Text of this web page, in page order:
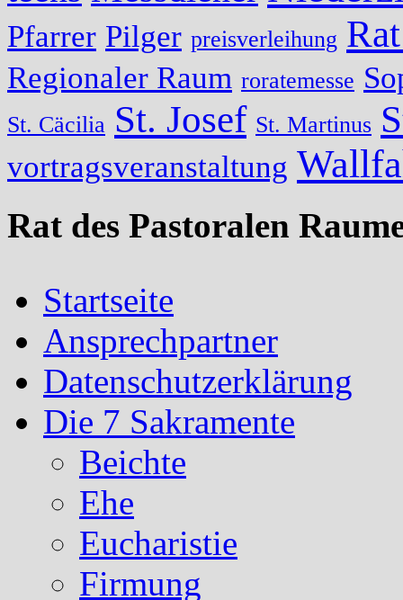
Pfarrer Pilger preisverleihung
Regionaler Raum roratemesse
St. Cäcilia St. Josef St. Martinus
vortragsveranstaltung
Rat des Pastoralen
Startseite
Ansprechpartner
Datenschutzerklärung
Die 7 Sakramente
Beichte
Ehe
Eucharistie
Firmung